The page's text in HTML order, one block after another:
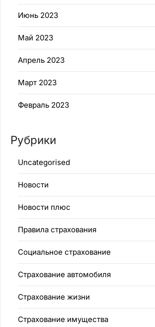
Июнь 2023
Май 2023
Апрель 2023
Март 2023
Февраль 2023
Рубрики
Uncategorised
Новости
Новости плюс
Правила страхования
Социальное страхование
Страхование автомобиля
Страхование жизни
Страхование имущества